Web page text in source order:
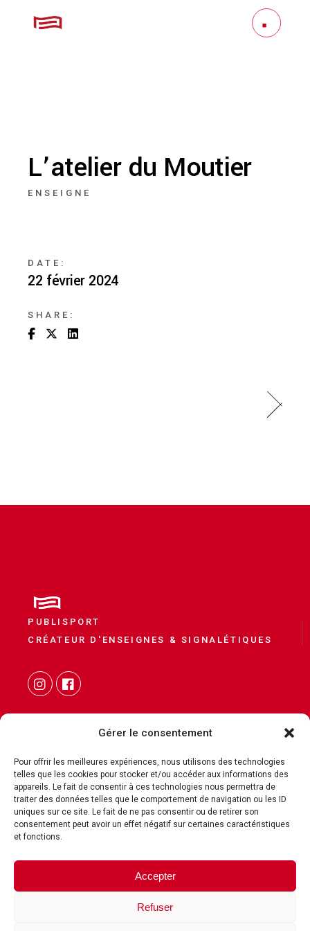
Gérer le consentement
Pour offrir les meilleures expériences, nous utilisons des technologies
telles que les cookies pour stocker et/ou accéder aux informations des
appareils. Le fait de consentir à ces technologies nous permettra de
traiter des données telles que le comportement de navigation ou les ID
uniques sur ce site. Le fait de ne pas consentir ou de retirer son
consentement peut avoir un effet négatif sur certaines caractéristiques
et fonctions.
Accepter
Refuser
L’atelier du Moutier
ENSEIGNE
DATE:
22 février 2024
SHARE:
PUBLISPORT
CRÉATEUR D'ENSEIGNES & SIGNALÉTIQUES
CONTACT
MENTIONS LÉGALES
POLITIQUE DE COOKIES